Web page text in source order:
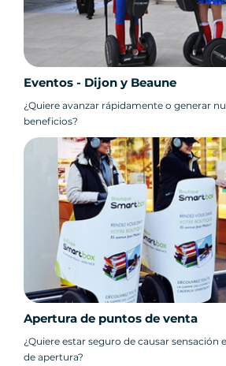
Eventos - Dijon y Beaune
¿Quiere avanzar rápidamente o generar
beneficios?
Apertura de puntos de venta
¿Quiere estar seguro de causar sensación
de apertura?